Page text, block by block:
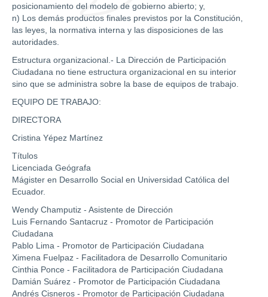
posicionamiento del modelo de gobierno abierto; y,
n) Los demás productos finales previstos por la Constitución,
las leyes, la normativa interna y las disposiciones de las
autoridades.
Estructura organizacional.- La Dirección de Participación
Ciudadana no tiene estructura organizacional en su interior
sino que se administra sobre la base de equipos de trabajo.
EQUIPO DE TRABAJO:
DIRECTORA
Cristina Yépez Martínez
Títulos
Licenciada Geógrafa
Mágister en Desarrollo Social en Universidad Católica del
Ecuador.
Wendy Champutiz - Asistente de Dirección
Luis Fernando Santacruz - Promotor de Participación
Ciudadana
Pablo Lima - Promotor de Participación Ciudadana
Ximena Fuelpaz - Facilitadora de Desarrollo Comunitario
Cinthia Ponce - Facilitadora de Participación Ciudadana
Damián Suárez - Promotor de Participación Ciudadana
Andrés Cisneros - Promotor de Participación Ciudadana